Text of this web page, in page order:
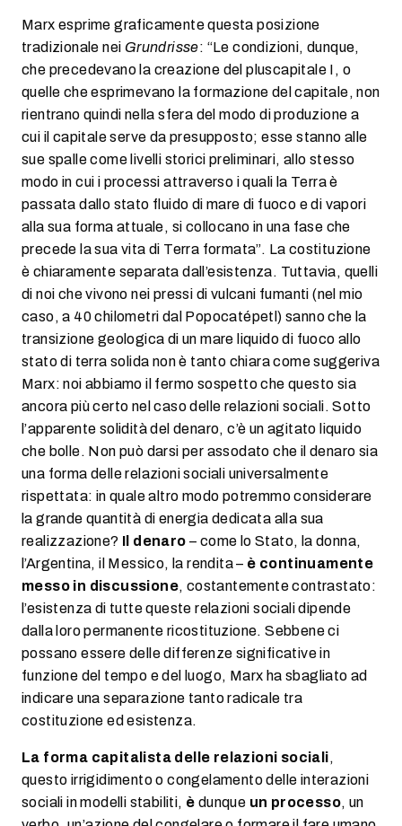
Marx esprime graficamente questa posizione
tradizionale nei Grundrisse: “Le condizioni, dunque,
che precedevano la creazione del pluscapitale I, o
quelle che esprimevano la formazione del capitale, non
rientrano quindi nella sfera del modo di produzione a
cui il capitale serve da presupposto; esse stanno alle
sue spalle come livelli storici preliminari, allo stesso
modo in cui i processi attraverso i quali la Terra è
passata dallo stato fluido di mare di fuoco e di vapori
alla sua forma attuale, si collocano in una fase che
precede la sua vita di Terra formata”. La costituzione
è chiaramente separata dall’esistenza. Tuttavia, quelli
di noi che vivono nei pressi di vulcani fumanti (nel mio
caso, a 40 chilometri dal Popocatépetl) sanno che la
transizione geologica di un mare liquido di fuoco allo
stato di terra solida non è tanto chiara come suggeriva
Marx: noi abbiamo il fermo sospetto che questo sia
ancora più certo nel caso delle relazioni sociali. Sotto
l’apparente solidità del denaro, c’è un agitato liquido
che bolle. Non può darsi per assodato che il denaro sia
una forma delle relazioni sociali universalmente
rispettata: in quale altro modo potremmo considerare
la grande quantità di energia dedicata alla sua
realizzazione? Il denaro– come lo Stato, la donna,
l’Argentina, il Messico, la rendita – è continuamente
messo in discussione, costantemente contrastato:
l’esistenza di tutte queste relazioni sociali dipende
dalla loro permanente ricostituzione. Sebbene ci
possano essere delle differenze significative in
funzione del tempo e del luogo, Marx ha sbagliato ad
indicare una separazione tanto radicale tra
costituzione ed esistenza.
La forma capitalista delle relazioni sociali,
questo irrigidimento o congelamento delle interazioni
sociali in modelli stabiliti, èdunque un processo, un